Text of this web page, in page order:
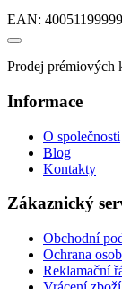
EAN:
Prodej prémiových
Informace
O společnosti
Blog
Kontakty
Zákaznický
Obchodní
Ochrana
Reklamační